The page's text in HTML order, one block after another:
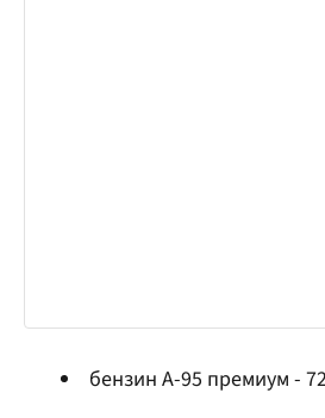
бензин А-95 премиум -